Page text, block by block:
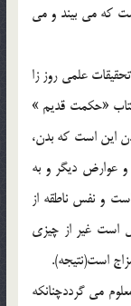
كه مي بيند و مي
علمي روز زا
«حكمت قديم »
اين است كه بدن،
عوارض ديگر و به
و نفس ناطقه از
است غير از چيزي
است(نتيجه).
مي گرددچنانكه